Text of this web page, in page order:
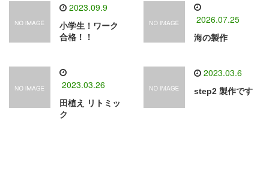
2023.09.9
小学生！ワーク
合格！！
2026.07.25
海の製作
2023.03.26
田植え リトミッ
ク
2023.03.6
step2 製作です